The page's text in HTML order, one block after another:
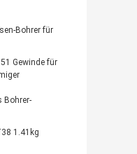
Bohrer für
Gewinde für
Bohrer-
1.41kg